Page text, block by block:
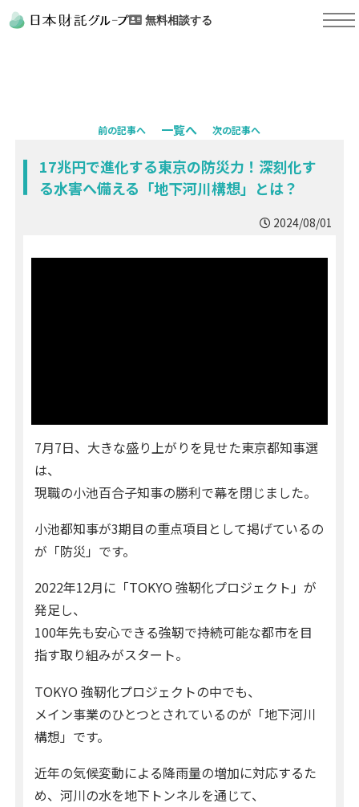
無料相談する
前の記事へ 一覧へ 次の記事へ
17兆円で進化する東京の防災力！深刻化す
る水害へ備える「地下河川構想」とは？
2024/08/01
7月7日、大きな盛り上がりを見せた東京都知事選
は、
現職の小池百合子知事の勝利で幕を閉じました。
小池都知事が3期目の重点項目として掲げているの
が「防災」です。
2022年12月に「TOKYO 強靭化プロジェクト」が
発足し、
100年先も安心できる強靭で持続可能な都市を目
指す取り組みがスタート。
TOKYO 強靭化プロジェクトの中でも、
メイン事業のひとつとされているのが「地下河川
構想」です。
近年の気候変動による降雨量の増加に対応するた
め、河川の水を地下トンネルを通じて、